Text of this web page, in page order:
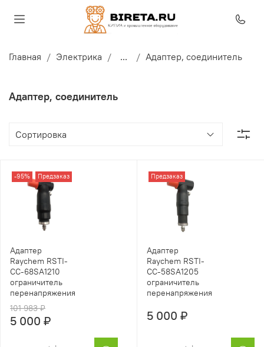
Главная Электрика ... Адаптер, соединитель
Адаптер, соединитель
-95% Предзаказ
Адаптер
Raychem RSTI-
CC-68SA1210
ограничитель
перенапряжения
101 983 ₽
5 000 ₽
Предзаказ
Адаптер
Raychem RSTI-
CC-58SA1205
ограничитель
перенапряжения
5 000 ₽